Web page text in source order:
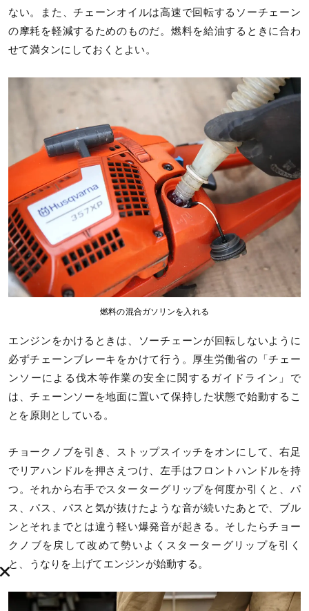
ない。また、チェーンオイルは高速で回転するソーチェーン
の摩耗を軽減するためのものだ。燃料を給油するときに合わ
せて満タンにしておくとよい。
燃料の混合ガソリンを入れる
エンジンをかけるときは、ソーチェーンが回転しないように
必ずチェーンブレーキをかけて行う。厚生労働省の「チェー
ンソーによる伐木等作業の安全に関するガイドライン」で
は、チェーンソーを地面に置いて保持した状態で始動するこ
とを原則としている。
チョークノブを引き、ストップスイッチをオンにして、右足
でリアハンドルを押さえつけ、左手はフロントハンドルを持
つ。それから右手でスターターグリップを何度か引くと、パ
ス、パス、パスと気が抜けたような音が続いたあとで、ブル
ンとそれまでとは違う軽い爆発音が起きる。そしたらチョー
クノブを戻して改めて勢いよくスターターグリップを引く
と、うなりを上げてエンジンが始動する。